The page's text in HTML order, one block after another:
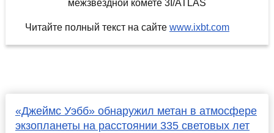
Читайте полный текст на сайте www.ixbt.com
«Джеймс Уэбб» обнаружил метан в атмосфере
экзопланеты на расстоянии 335 световых лет